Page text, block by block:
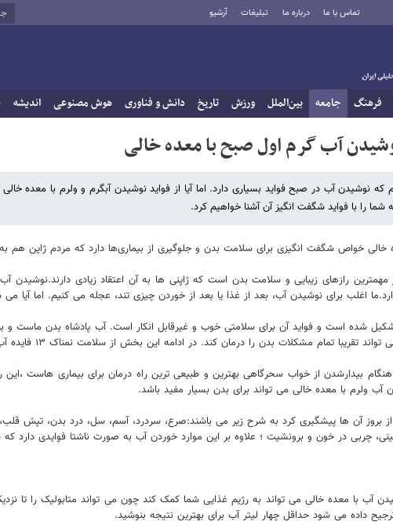
تماس با ما درباره ما تبلیغات آرشیو
فرهنگ جامعه بین‌الملل ورزش تاریخ دانش و فناوری هوش مصنوعی اندیشه
آب گرم اول صبح با معده خالی
که نوشیدن آب در صبح فواید بسیاری دارد. اما آیا از فواید نوشیدن آبگرم و ولرم با معده
را با فواید شگفت انگیز آن آشنا خواهیم کرد.
خواص شگفت انگیزی برای سلامت بدن و جلوگیری از بیماری‌ها دارد که مردم ژاپن هم به
رازهای زیبایی و سلامت بدن است که ژاپنی ها به آن اعتقاد زیادی دارند.نوشیدن
اغلب برای نوشیدن آب، بعد از غذا یا بعد از خوردن چیزی تند، عجله می کنیم. اما آیا
از آب تشکیل شده است و فواید آن برای سلامتی خوب و غیرقابل انکار است. آب پادشاه
مشکلات بدن را درمان کند. در ادامه این بخش از سلامت نمناک ۱۳ فایده آب آشامیدنی با معده خالی آورده شده است.
بیدارشدن از خواب سحرگاهی بهترین و طبیعی ترین راه درمان برای بیماری
آب ولرم با معده خالی می تواند برای بدن بسیار مفید باشد.
بروز آن ها پیشگیری کرد به شرح زیر می باشند:صرع، سردرد، آسم، سل، درد بدن، تپش
چربی در خون و برونشیت ؛ علاوه بر این موارد خوردن آب به صورت ناشتا فوایدی دارد که
داده می شود حداقل چهار لیتر آب برای بهترین نتیجه بنوشید.